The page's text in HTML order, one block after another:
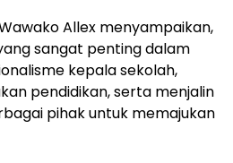
Allex menyampaikan,
sangat penting dalam
kepala sekolah,
pendidikan, serta menjalin
pihak untuk memajukan